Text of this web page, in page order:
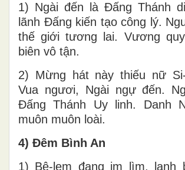
1) Ngài đến là Đấng Thánh
lãnh Đấng kiến tạo công lý.
thế giới tương lai. Vương
biên vô tận.
2) Mừng hát này thiếu nữ
Vua ngươi, Ngài ngự đến.
Đấng Thánh Uy linh. Danh
muôn muôn loài.
4) Đêm Bình An
1) Bê-lem đang im lìm, lạnh